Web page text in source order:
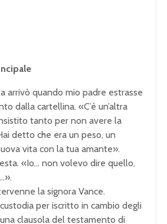
arrivò quando mio padre estrasse
dalla cartellina. «C’è un’altra
tanto per non avere la
detto che era un peso, un
vita con la tua amante».
«Io… non volevo dire quello,
la signora Vance.
per iscritto in cambio degli
clausola del testamento di